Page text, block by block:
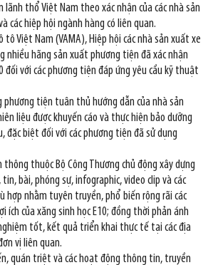
lãnh thổ Việt Nam theo xác nhận của các nhà sản
các hiệp hội ngành hàng có liên quan.
tô Việt Nam (VAMA), Hiệp hội các nhà sản xuất xe
nhiều hãng sản xuất phương tiện đã xác nhận
đối với các phương tiện đáp ứng yêu cầu kỹ thuật
phương tiện tuân thủ hướng dẫn của nhà sản
liệu được khuyến cáo và thực hiện bảo dưỡng
đặc biệt đối với các phương tiện đã sử dụng
thuộc Bộ Công Thương chủ động xây dựng
bài, phóng sự, infographic, video clip và các
hợp nhằm tuyên truyền, phổ biến rộng rãi các
ích của xăng sinh học E10; đồng thời phản ánh
tốt, kết quả triển khai thực tế tại các địa
vị liên quan.
quán triệt và các hoạt động thông tin, truyền